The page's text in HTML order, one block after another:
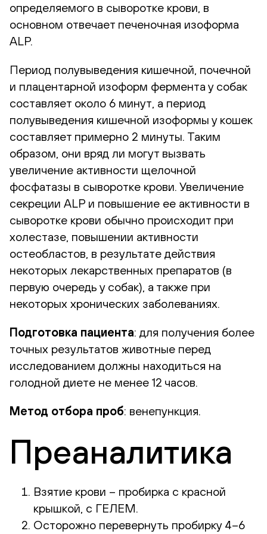
определяемого в сыворотке крови, в
основном отвечает печеночная изоформа
ALP.
Период полувыведения кишечной, почечной
и плацентарной изоформ фермента у собак
составляет около 6 минут, а период
полувыведения кишечной изоформы у кошек
составляет примерно 2 минуты. Таким
образом, они вряд ли могут вызвать
увеличение активности щелочной
фосфатазы в сыворотке крови. Увеличение
секреции ALP и повышение ее активности в
сыворотке крови обычно происходит при
холестазе, повышении активности
остеобластов, в результате действия
некоторых лекарственных препаратов (в
первую очередь у собак), а также при
некоторых хронических заболеваниях.
Подготовка пациента: для получения более
точных результатов животные перед
исследованием должны находиться на
голодной диете не менее 12 часов.
Метод отбора проб: венепункция.
Преаналитика
Взятие крови – пробирка с красной
крышкой, с ГЕЛЕМ.
Осторожно перевернуть пробирку 4–6